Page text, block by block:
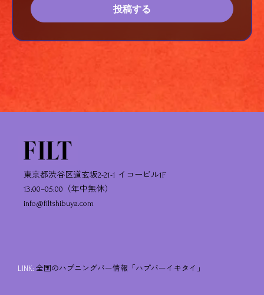
投稿する
東京都渋谷区道玄坂2-21-1 イコービル1F
13:00–05:00（年中無休）
info@filtshibuya.com
LINK: 全国のハプニングバー情報「ハプバーイキタイ」